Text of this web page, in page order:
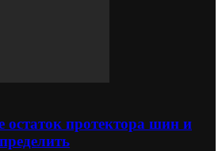
остаток протектора шин и